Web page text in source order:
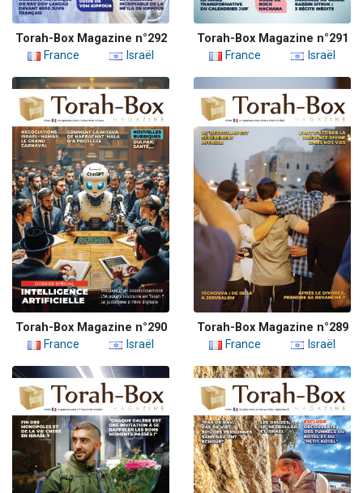
Torah-Box Magazine n°292
France
Israël
Torah-Box Magazine n°291
France
Israël
Torah-Box Magazine n°290
France
Israël
Torah-Box Magazine n°289
France
Israël